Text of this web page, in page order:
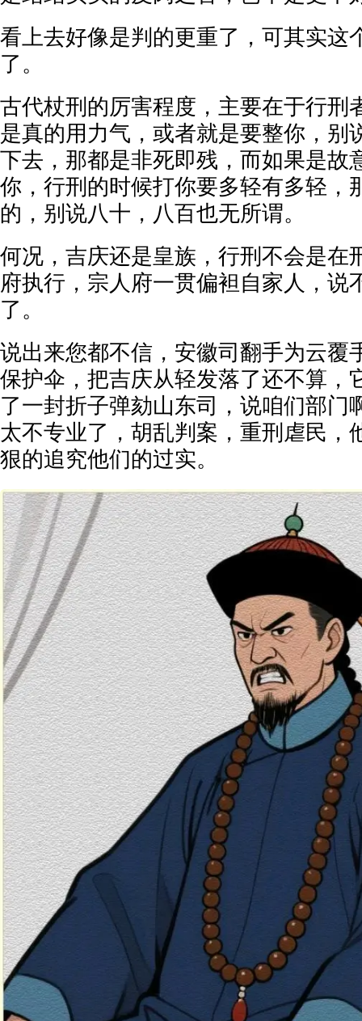
看上去好像是判的更重了，可其实这
了。
古代杖刑的厉害程度，主要在于行刑
是真的用力气，或者就是要整你，别
下去，那都是非死即残，而如果是故
你，行刑的时候打你要多轻有多轻，
的，别说八十，八百也无所谓。
何况，吉庆还是皇族，行刑不会是在
府执行，宗人府一贯偏袒自家人，说
了。
说出来您都不信，安徽司翻手为云覆
保护伞，把吉庆从轻发落了还不算，
了一封折子弹劾山东司，说咱们部门
太不专业了，胡乱判案，重刑虐民，
狠的追究他们的过实。